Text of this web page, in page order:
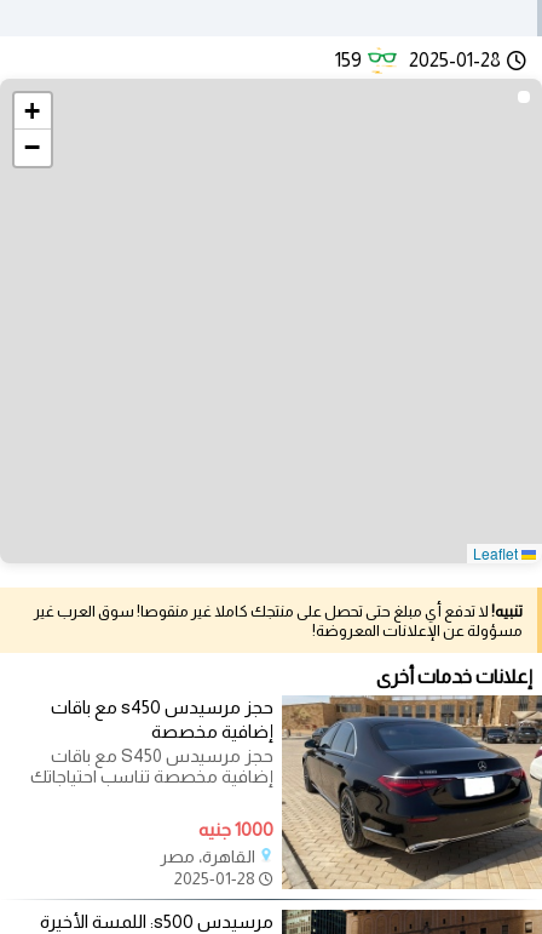
2025-01-28
159
+
−
تنبيه! لا تدفع أي مبلغ حتى تحصل على منتجك كاملا غير منقوصا! سوق العرب غير
مسؤولة عن الإعلانات المعروضة!
إعلانات خدمات أخرى
حجز مرسيدس s450 مع باقات
إضافية مخصصة
حجز مرسيدس S450 مع باقات
إضافية مخصصة تناسب احتياجاتك
مرسيدس S450
1000 جنيه
القاهرة، مصر
مرسيدس s500: اللمسة الأخيرة